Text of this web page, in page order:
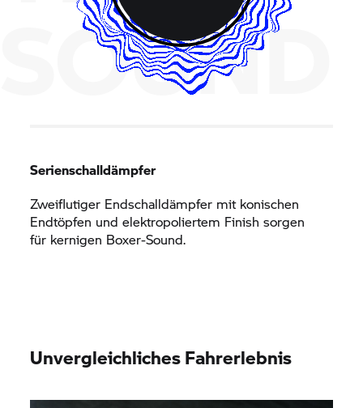
SOUND
Serienschalldämpfer
Zweiflutiger Endschalldämpfer mit konischen
Endtöpfen und elektropoliertem Finish sorgen
für kernigen Boxer-Sound.
Unvergleichliches Fahrerlebnis